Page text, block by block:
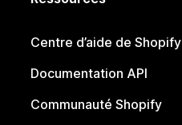
Centre d’aide de Shopify
Documentation API
Communauté Shopify